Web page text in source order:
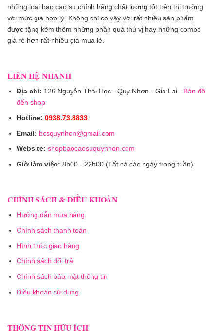
những loại bao cao su chính hãng chất lượng tốt trên thị trường
với mức giá hợp lý. Không chỉ có vậy với rất nhiều sản phẩm
được tặng kèm thêm những phần quà thú vị hay những combo
giá rẻ hơn rất nhiều giá mua lẻ.
LIÊN HỆ NHANH
Địa chỉ: 126 Nguyễn Thái Học - Quy Nhơn - Gia Lai - Bản đồ
đến shop
Hotline: 0938.73.8833
Email: bcsquynhon@gmail.com
Website: shopbaocaosuquynhon.com
Giờ làm việc: 8h00 - 22h00 (Tất cả các ngày trong tuần)
CHÍNH SÁCH & ĐIỀU KHOẢN
Hướng dẫn mua hàng
Chính sách thanh toán
Hình thức giao hàng
Chính sách đổi trả
Chính sách bảo mật thông tin
Điều khoản sử dụng
THÔNG TIN HỮU ÍCH